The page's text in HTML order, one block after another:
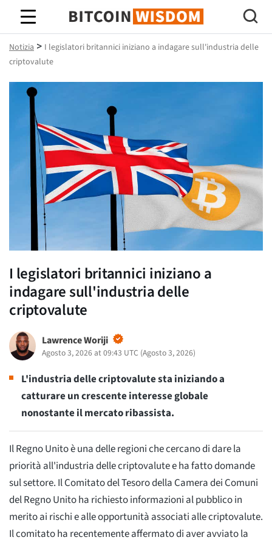
Saggezza Bitcoin
Notizia > I legislatori britannici iniziano a indagare sull'industria delle
criptovalute
I legislatori britannici iniziano a
indagare sull'industria delle
criptovalute
Lawrence Woriji
Agosto 3, 2026 at 09:43 UTC (Agosto 3, 2026)
L'industria delle criptovalute sta iniziando a
catturare un crescente interesse globale
nonostante il mercato ribassista.
Il Regno Unito è una delle regioni che cercano di dare la
priorità all'industria delle criptovalute e ha fatto domande
sul settore. Il Comitato del Tesoro della Camera dei Comuni
del Regno Unito ha richiesto informazioni al pubblico in
merito ai rischi e alle opportunità associati alle criptovalute.
Il comitato ha recentemente affermato di aver avviato la